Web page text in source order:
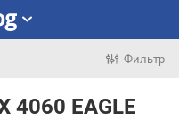
Фильтр
4060 EAGLE